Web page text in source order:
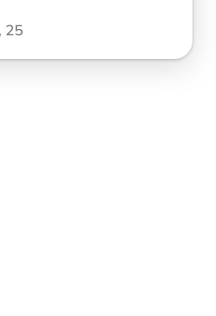
25